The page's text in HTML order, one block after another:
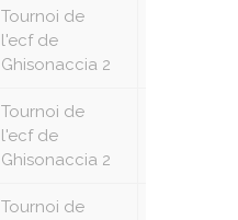
Tournoi de
l'ecf de
Ghisonaccia 2
Tournoi de
l'ecf de
Ghisonaccia 2
Tournoi de